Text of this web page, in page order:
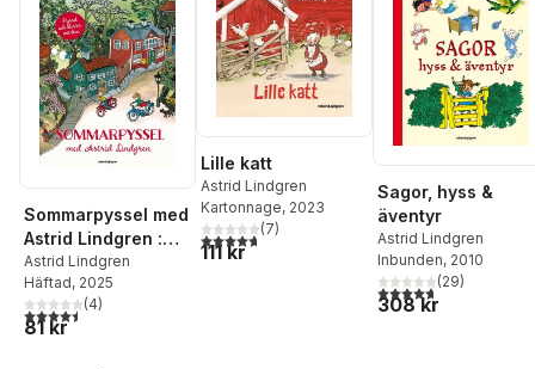
Sommarpyssel med
Astrid Lindgren :
med klistermärken
Astrid Lindgren
Häftad, 2025
4,5utav 5 stjärnor. Totalt antal röster:
(4)
81 kr
Lille katt
Astrid Lindgren
Kartonnage, 2023
4,7utav 5 stjärnor. Totalt antal röster:
(7)
111 kr
Sagor, hyss &
äventyr
Astrid Lindgren
Inbunden, 2010
4,7utav 5 stjärnor.
(29)
308 kr